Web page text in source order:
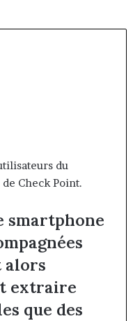
du
Check Point.
smartphone
alors
extraire
que des